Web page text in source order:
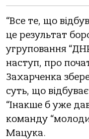
“Все те, що
це результат
угруповання
наступ, про
Захарченка
суть, що
“Інакше б уже
команду
Мацука.